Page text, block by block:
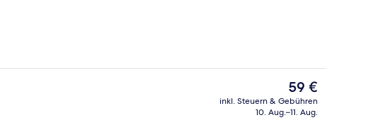
Zweibettzimmer, Bergblick |
Der
aktuelle
Preis
59 €
inkl. Steuern & Gebühren
10. Aug.–11. Aug.